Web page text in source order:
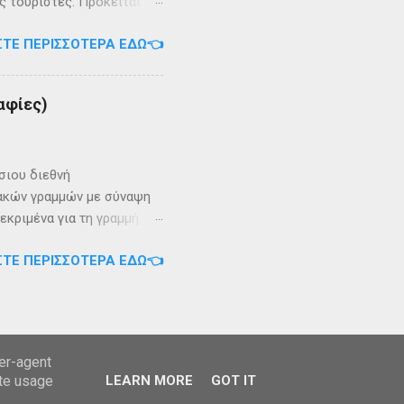
συγκεντρωμένα τα
και Μογιάτικα),
ΠΕΡΙΣΣΌΤΕΡΑ ΕΔΏ👈
διεθνή
γραμμών με σύναψη
για τη γραμμή
2022 Αριθμός
ΠΕΡΙΣΣΌΤΕΡΑ ΕΔΏ👈
agent
usage
LEARN MORE GOT IT